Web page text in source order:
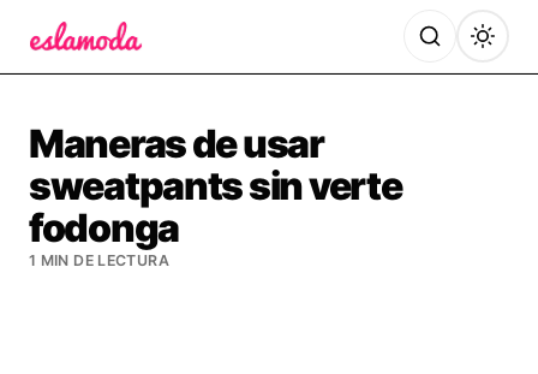
Maneras de usar
sweatpants sin verte
fodonga
1 MIN DE LECTURA